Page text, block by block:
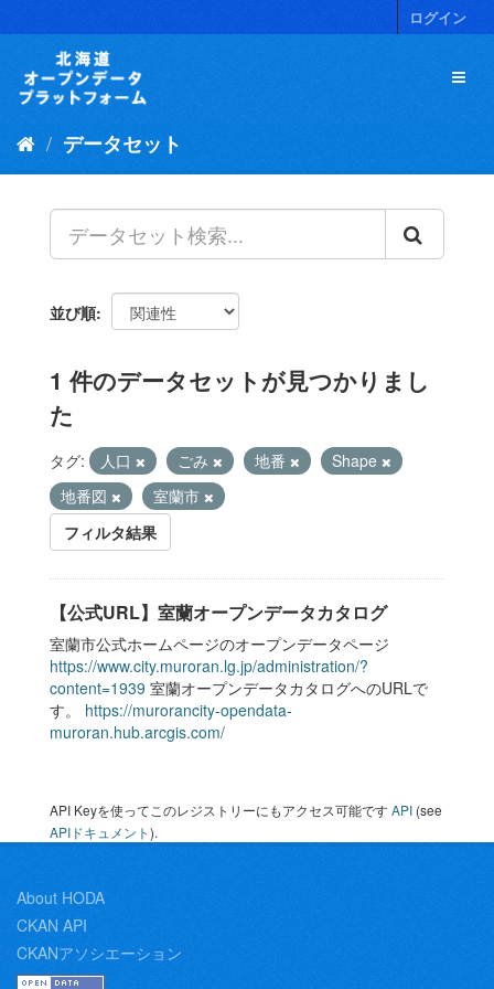
キ
ログイン
データセット
並び順
1 件のデータセットが見つかりまし
た
タグ: 人口 ごみ 地番
Shape
地番図
室蘭市
フィルタ結果
【公式URL】室蘭オープンデータカタログ
室蘭市公式ホームページのオープンデータページ
https://www.city.muroran.lg.jp/administration/?
content=1939 室蘭オープンデータカタログへのURLで
す。 https://murorancity-opendata-
muroran.hub.arcgis.com/
API Keyを使ってこのレジストリーにもアクセス可能ですAPI (see
APIドキュメント).
About HODA
CKAN API
CKANアソシエーション